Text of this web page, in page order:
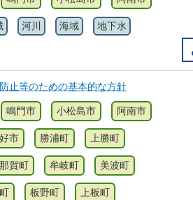
河川 海域 地下水
止等のための基本的な方針
鳴門市 小松島市 阿南市
市 勝浦町 上勝町
那賀町 牟岐町 美波町
板野町 上板町